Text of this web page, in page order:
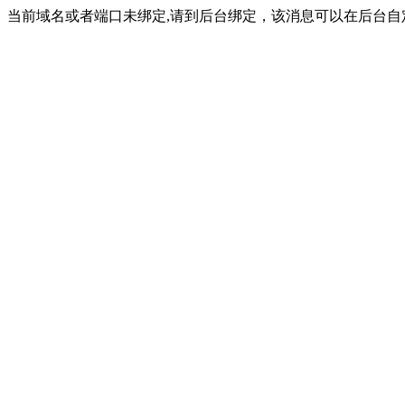
当前域名或者端口未绑定,请到后台绑定，该消息可以在后台自